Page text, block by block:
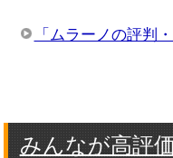
「ムラーノの評判
みんなが高評